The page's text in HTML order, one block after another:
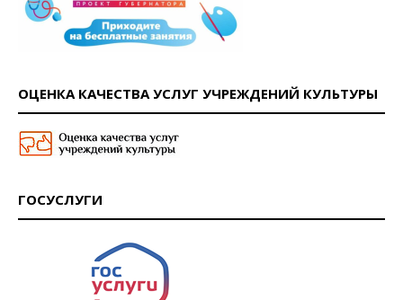
ОЦЕНКА КАЧЕСТВА УСЛУГ УЧРЕЖДЕНИЙ КУЛЬТУРЫ
ГОСУСЛУГИ